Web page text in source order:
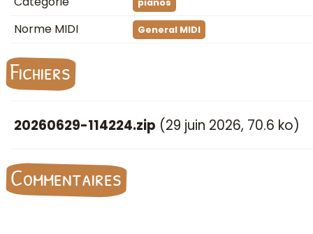
pianos
Norme MIDI General MIDI
Fichiers
20260629-114224.zip (29 juin 2026, 70.6 ko)
Commentaires